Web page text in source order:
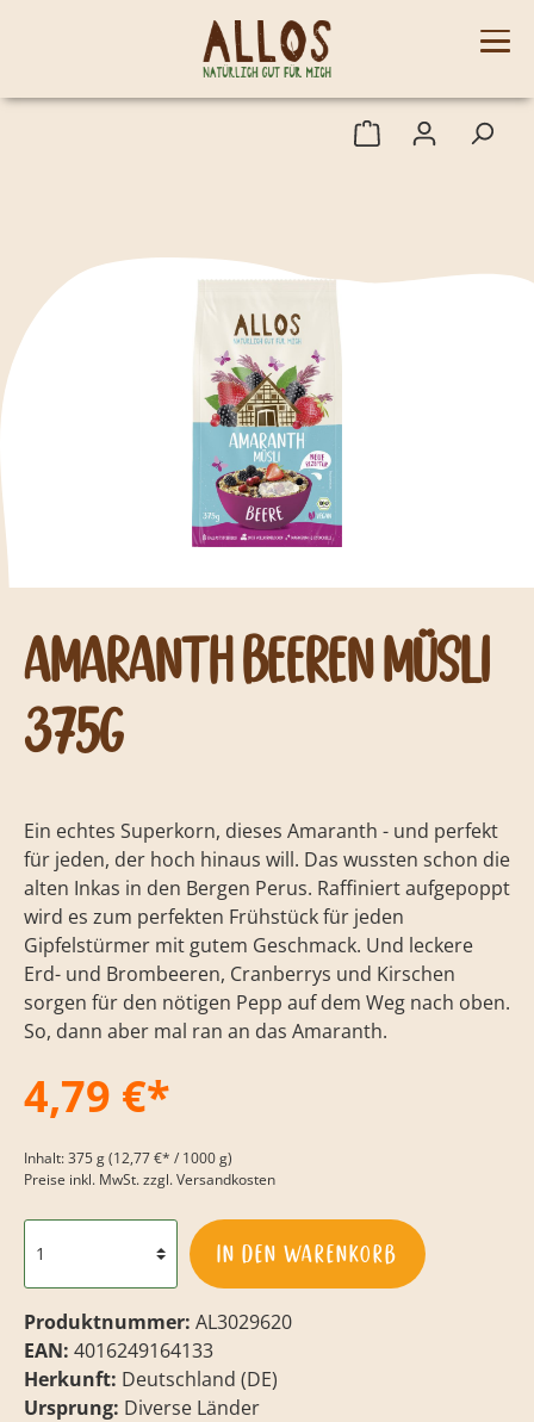
Amaranth Beeren Müsli
375g
Ein echtes Superkorn, dieses Amaranth - und perfekt
für jeden, der hoch hinaus will. Das wussten schon die
alten Inkas in den Bergen Perus. Raffiniert aufgepoppt
wird es zum perfekten Frühstück für jeden
Gipfelstürmer mit gutem Geschmack. Und leckere
Erd- und Brombeeren, Cranberrys und Kirschen
sorgen für den nötigen Pepp auf dem Weg nach oben.
So, dann aber mal ran an das Amaranth.
4,79 €*
Inhalt:375 g(12,77 €* / 1000 g)
Preise inkl. MwSt. zzgl. Versandkosten
In den Warenkorb
Produktnummer: AL3029620
EAN: 4016249164133
Herkunft: Deutschland (DE)
Ursprung: Diverse Länder